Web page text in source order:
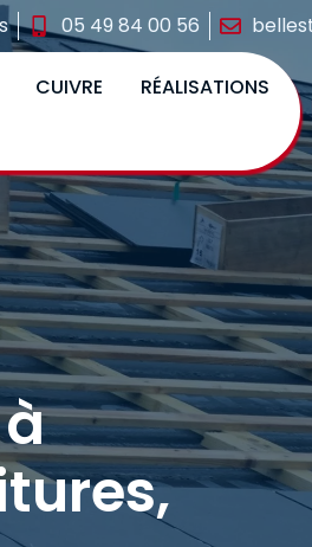
05 49 84 00 56
CUIVRE RÉALISATIONS